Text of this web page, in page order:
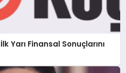
Yarı Finansal Sonuçlarını